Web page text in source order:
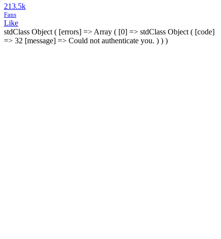
213.5k
Fans
Like
stdClass Object ( [errors] => Array ( [0] => stdClass Object ( [code]
=> 32 [message] => Could not authenticate you. ) ) )